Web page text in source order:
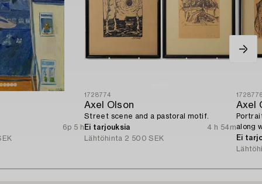
6p 5 h
1728774
Axel Olson
Street scene and a pastoral motif.
Ei tarjouksia
4 h 54m
Lähtöhinta 2 500 SEK
Axel
along
Ei